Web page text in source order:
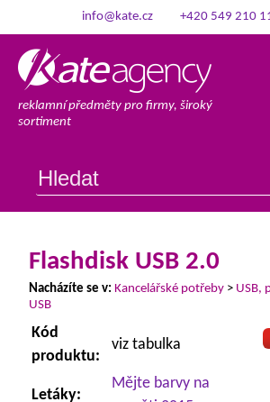
info@kate.cz +420 549 210
reklamní předměty pro firmy, široký
sortiment
Flashdisk USB 2.0
Nacházíte se v: Kancelářské potřeby > USB,
USB
Kód
produktu:
viz tabulka
Letáky:
Mějte barvy na